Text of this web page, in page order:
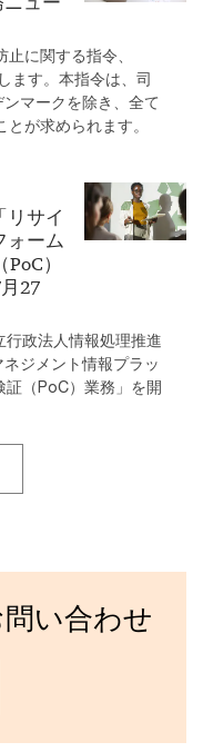
に関する指令、
ます。本指令は、司
マークを除き、全て
が求められます。
リサイ
ォーム
）
27
政法人情報処理推進
ジメント情報プラッ
証（PoC）業務」を開
い合わせ